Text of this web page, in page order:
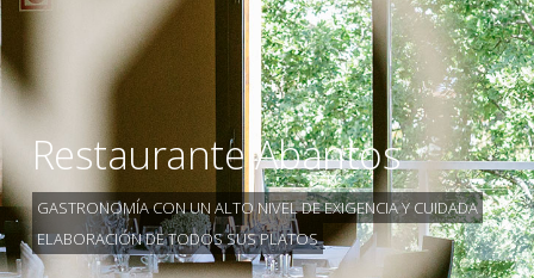
Restaurante Abantos
GASTRONOMÍA CON UN ALTO NIVEL DE EXIGENCIA Y CUIDADA
ELABORACIÓN DE TODOS SUS PLATOS